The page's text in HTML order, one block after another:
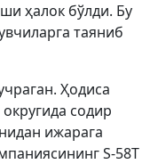
ҳалок бўлди. Бу
таяниб
Ҳодиса
содир
ижарага
S-58T